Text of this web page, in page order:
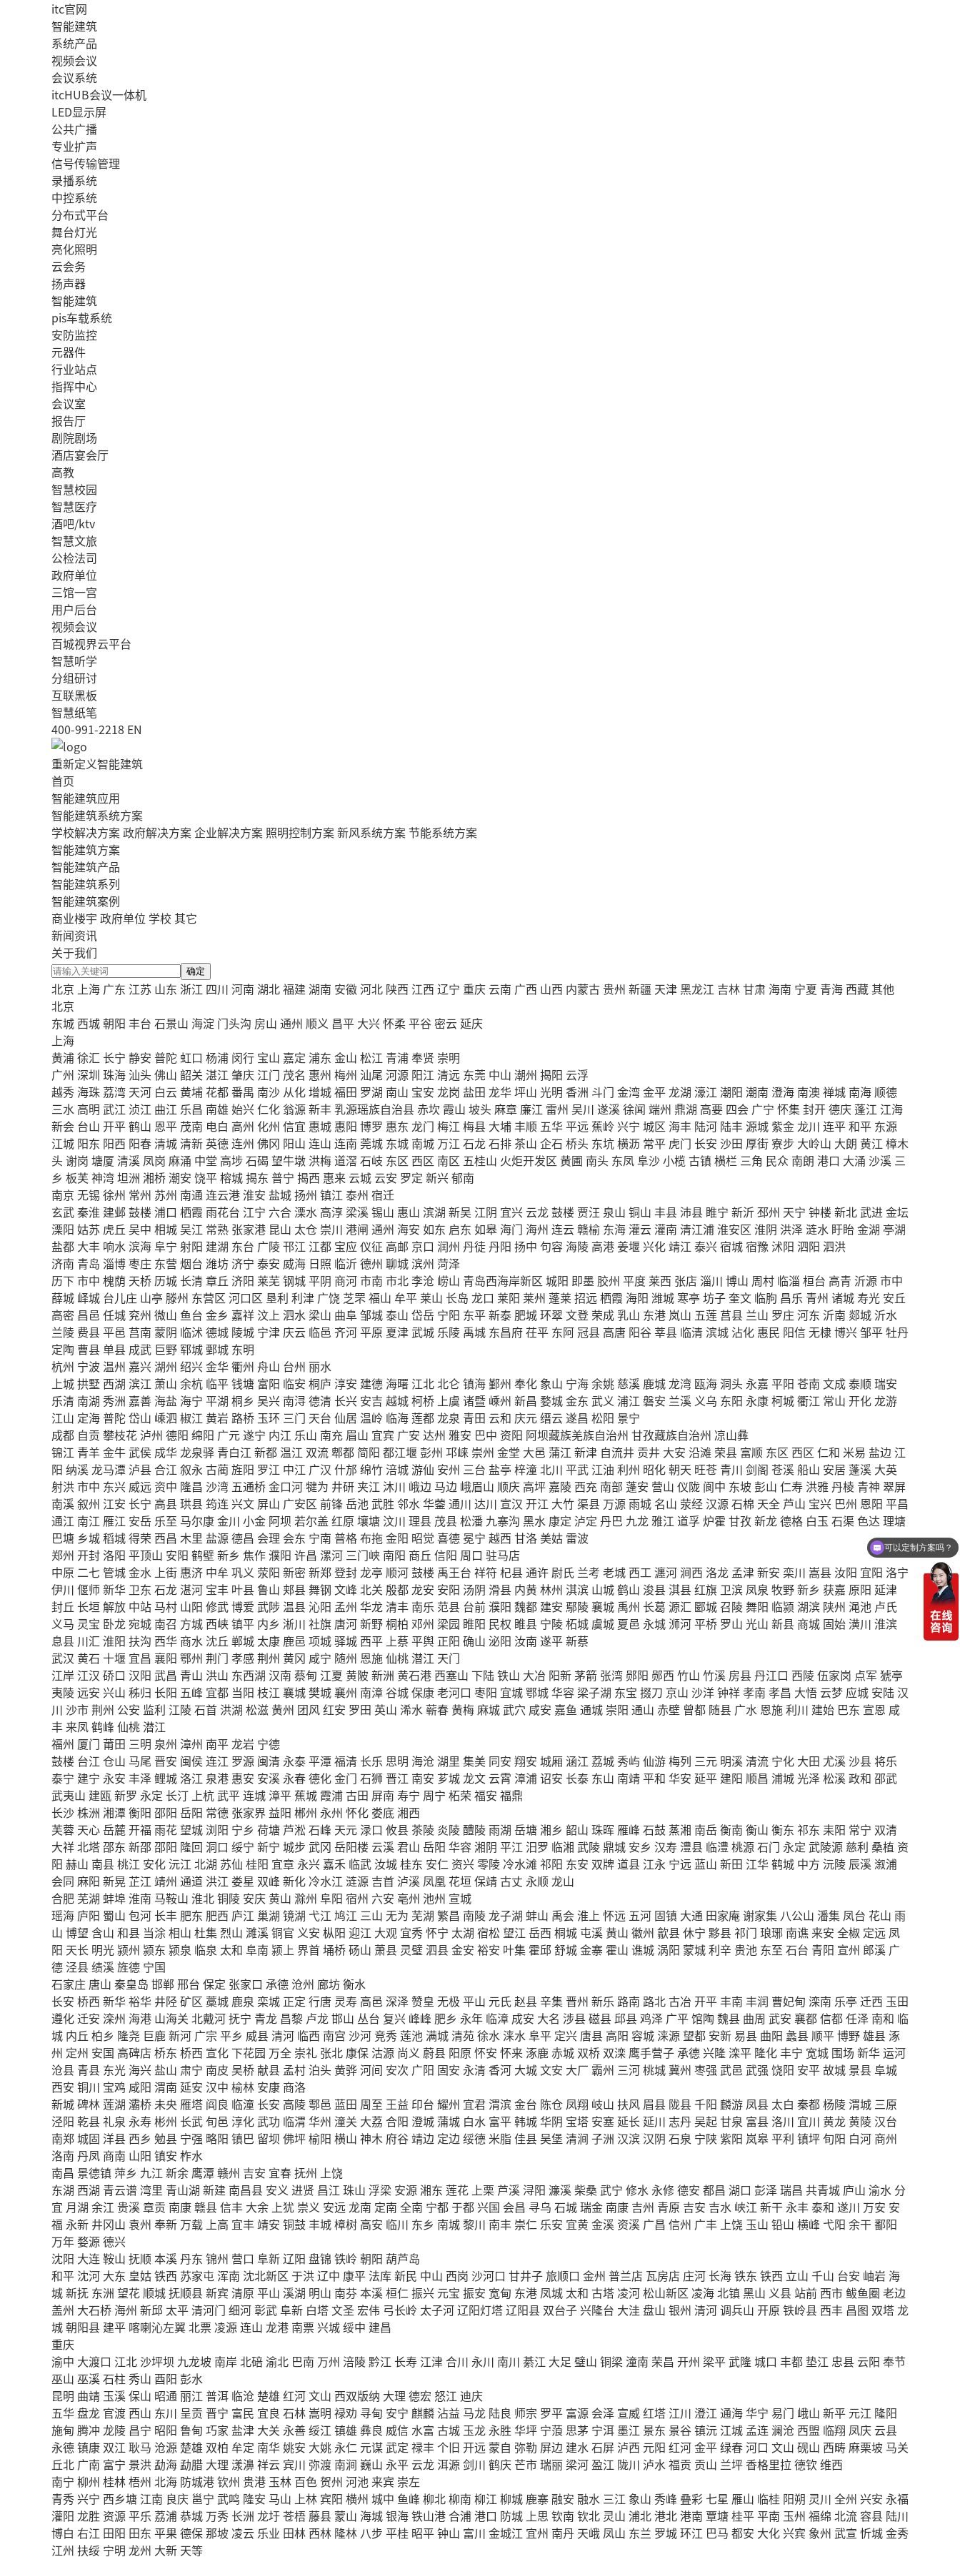
itc官网
智能建筑
系统产品
视频会议
会议系统
itcHUB会议一体机
LED显示屏
公共广播
专业扩声
信号传输管理
录播系统
中控系统
分布式平台
舞台灯光
亮化照明
云会务
扬声器
智能建筑
pis车载系统
安防监控
元器件
行业站点
指挥中心
会议室
报告厅
剧院剧场
酒店宴会厅
高教
智慧校园
智慧医疗
酒吧/ktv
智慧文旅
公检法司
政府单位
三馆一宫
用户后台
视频会议
百城视界云平台
智慧听学
分组研讨
互联黑板
智慧纸笔
400-991-2218 EN
重新定义智能建筑
首页
智能建筑应用
智能建筑系统方案
学校解决方案政府解决方案企业解决方案 照明控制方案新风系统方案节能系统方案
智能建筑方案
智能建筑产品
智能建筑系列
智能建筑案例
商业楼宇 政府单位 学校其它
新闻资讯
关于我们
确定
北京 上海 广东 江苏 山东 浙江 四川 河南 湖北福建湖南 安徽河北 陕西 江西 辽宁 重庆 云南 广西 山西 内蒙古 贵州 新疆 天津黑龙江 吉林甘肃 海南 宁夏 青海 西藏其他
北京
东城 西城朝阳 丰台 石景山 海淀 门头沟 房山 通州 顺义 昌平 大兴怀柔平谷 密云延庆
上海
黄浦徐汇 长宁 静安 普陀 虹口 杨浦 闵行 宝山 嘉定 浦东 金山 松江 青浦奉贤 崇明
广州 深圳 珠海 汕头佛山 韶关 湛江 肇庆 江门 茂名 惠州 梅州 汕尾 河源 阳江 清远 东莞 中山 潮州 揭阳 云浮
越秀 海珠 荔湾 天河 白云黄埔 花都番禺 南沙 从化增城福田 罗湖 南山 宝安 龙岗 盐田 龙华坪山 光明 香洲 斗门 金湾金平龙湖 濠江 潮阳 潮南 澄海 南澳禅城 南海 顺德
三水 高明 武江 浈江 曲江 乐昌 南雄 始兴仁化 翁源新丰乳源瑶族自治县赤坎 霞山 坡头麻章 廉江 雷州 吴川 遂溪徐闻 端州 鼎湖 高要 四会 广宁 怀集封开德庆 蓬江 江海
新会 台山 开平鹤山 恩平 茂南 电白 高州 化州 信宜 惠城 惠阳 博罗 惠东 龙门 梅江 梅县 大埔丰顺 五华平远 蕉岭 兴宁 城区 海丰 陆河 陆丰源城紫金龙川 连平和平 东源
江城 阳东 阳西 阳春清城清新 英德连州 佛冈 阳山 连山 连南 莞城 东城 南城 万江 石龙石排茶山 企石 桥头 东坑横沥 常平 虎门 长安 沙田 厚街寮步 大岭山 大朗 黄江 樟木
头谢岗 塘厦 清溪 凤岗 麻涌 中堂 高埗石碣 望牛墩 洪梅道滘 石岐 东区 西区 南区 五桂山 火炬开发区 黄圃 南头 东凤阜沙小榄 古镇横栏 三角 民众 南朗 港口 大涌 沙溪 三
乡 板芙 神湾坦洲 湘桥潮安 饶平榕城揭东 普宁 揭西 惠来 云城 云安 罗定 新兴郁南
南京 无锡 徐州 常州 苏州 南通连云港淮安 盐城扬州 镇江 泰州 宿迁
玄武秦淮 建邺鼓楼 浦口 栖霞 雨花台 江宁 六合 溧水 高淳 梁溪锡山 惠山 滨湖 新吴 江阴 宜兴 云龙鼓楼 贾汪 泉山 铜山 丰县 沛县 睢宁 新沂邳州 天宁 钟楼 新北武进金坛
溧阳 姑苏 虎丘 吴中 相城吴江 常熟 张家港 昆山 太仓 崇川 港闸 通州 海安 如东 启东 如皋 海门 海州 连云赣榆 东海灌云灌南 清江浦淮安区 淮阴 洪泽 涟水 盱眙金湖 亭湖
盐都 大丰 响水滨海阜宁 射阳 建湖 东台 广陵邗江 江都 宝应 仪征 高邮 京口 润州 丹徒丹阳 扬中 句容 海陵 高港姜堰兴化靖江 泰兴宿城宿豫 沭阳 泗阳 泗洪
济南 青岛 淄博枣庄 东营 烟台 潍坊济宁 泰安 威海 日照 临沂德州 聊城滨州 菏泽
历下市中 槐荫 天桥 历城 长清章丘 济阳 莱芜钢城平阴 商河市南 市北李沧 崂山 青岛西海岸新区 城阳 即墨 胶州 平度 莱西 张店 淄川 博山 周村 临淄 桓台 高青 沂源市中
薛城 峄城 台儿庄 山亭 滕州 东营区 河口区 垦利 利津 广饶 芝罘福山 牟平 莱山 长岛 龙口 莱阳 莱州 蓬莱招远 栖霞 海阳 潍城 寒亭 坊子奎文 临朐 昌乐 青州 诸城寿光 安丘
高密 昌邑 任城 兖州 微山 鱼台 金乡 嘉祥 汶上 泗水 梁山 曲阜邹城泰山 岱岳 宁阳 东平新泰 肥城环翠文登 荣成乳山 东港 岚山 五莲 莒县 兰山 罗庄河东 沂南 郯城 沂水
兰陵 费县平邑 莒南 蒙阴 临沭德城 陵城 宁津 庆云 临邑 齐河平原 夏津武城 乐陵 禹城 东昌府茌平 东阿冠县 高唐 阳谷莘县 临清滨城 沾化 惠民 阳信无棣博兴邹平牡丹
定陶 曹县单县 成武 巨野 郓城 鄄城 东明
杭州 宁波 温州 嘉兴湖州 绍兴金华衢州 舟山 台州 丽水
上城拱墅 西湖 滨江 萧山 余杭 临平钱塘 富阳 临安 桐庐 淳安 建德 海曙 江北北仑镇海鄞州 奉化 象山 宁海余姚 慈溪 鹿城龙湾 瓯海洞头 永嘉 平阳 苍南 文成泰顺瑞安
乐清 南湖 秀洲 嘉善 海盐 海宁 平湖 桐乡 吴兴 南浔德清 长兴 安吉 越城柯桥 上虞 诸暨 嵊州 新昌 婺城金东 武义 浦江 磐安 兰溪 义乌 东阳 永康柯城衢江 常山 开化龙游
江山 定海普陀 岱山 嵊泗 椒江 黄岩 路桥 玉环 三门 天台 仙居 温岭 临海莲都龙泉 青田 云和 庆元缙云遂昌 松阳 景宁
成都 自贡 攀枝花 泸州 德阳 绵阳 广元遂宁 内江 乐山 南充 眉山 宜宾 广安 达州 雅安 巴中 资阳 阿坝藏族羌族自治州 甘孜藏族自治州 凉山彝
锦江 青羊金牛武侯 成华龙泉驿 青白江 新都 温江 双流郫都 简阳 都江堰彭州 邛崃 崇州 金堂 大邑 蒲江 新津 自流井 贡井 大安 沿滩 荣县 富顺 东区 西区 仁和 米易 盐边 江
阳 纳溪龙马潭 泸县合江 叙永古蔺旌阳 罗江 中江 广汉 什邡 绵竹 涪城游仙 安州 三台 盐亭 梓潼北川 平武 江油 利州 昭化朝天 旺苍 青川 剑阁 苍溪船山 安居 蓬溪 大英
射洪市中 东兴 威远 资中 隆昌 沙湾 五通桥金口河犍为 井研 夹江 沐川 峨边 马边 峨眉山 顺庆 高坪 嘉陵 西充 南部 蓬安 营山 仪陇 阆中 东坡彭山 仁寿 洪雅丹棱 青神 翠屏
南溪叙州 江安 长宁 高县珙县筠连兴文 屏山 广安区 前锋岳池武胜 邻水华蓥 通川 达川 宣汉 开江 大竹 渠县 万源雨城 名山 荥经汉源石棉 天全 芦山 宝兴 巴州 恩阳 平昌
通江 南江 雁江 安岳 乐至 马尔康金川 小金 阿坝 若尔盖 红原 壤塘 汶川 理县 茂县松潘 九寨沟 黑水 康定 泸定 丹巴 九龙雅江 道孚炉霍 甘孜新龙德格 白玉 石渠色达 理塘
巴塘 乡城稻城得荣 西昌 木里 盐源德昌 会理 会东 宁南 普格布拖金阳 昭觉 喜德 冕宁 越西 甘洛 美姑 雷波
郑州 开封洛阳 平顶山 安阳 鹤壁新乡 焦作濮阳 许昌 漯河 三门峡 南阳 商丘 信阳 周口 驻马店
中原 二七 管城金水 上街 惠济 中牟巩义 荥阳 新密 新郑登封龙亭 顺河鼓楼 禹王台 祥符 杞县通许 尉氏 兰考 老城 西工瀍河涧西 洛龙 孟津新安 栾川 嵩县 汝阳 宜阳 洛宁
伊川 偃师新华 卫东 石龙湛河 宝丰 叶县鲁山 郏县舞钢 文峰 北关 殷都龙安 安阳 汤阴 滑县 内黄林州 淇滨 山城鹤山 浚县淇县红旗 卫滨 凤泉 牧野新乡 获嘉 原阳 延津
封丘 长垣解放 中站 马村 山阳 修武博爱 武陟 温县沁阳 孟州 华龙清丰 南乐 范县 台前濮阳 魏都 建安 鄢陵襄城 禹州 长葛 源汇 郾城召陵舞阳 临颍 湖滨 陕州 渑池 卢氏
义马 灵宝 卧龙宛城 南召 方城 西峡镇平 内乡 淅川 社旗 唐河新野桐柏 邓州 梁园 睢阳 民权 睢县 宁陵柘城 虞城 夏邑 永城浉河平桥 罗山 光山 新县 商城 固始潢川 淮滨
息县 川汇 淮阳 扶沟 西华 商水 沈丘 郸城 太康 鹿邑 项城驿城 西平 上蔡 平舆 正阳 确山 泌阳 汝南 遂平新蔡
武汉 黄石 十堰 宜昌 襄阳 鄂州 荆门 孝感荆州 黄冈 咸宁 随州 恩施仙桃潜江 天门
江岸 江汉 硚口 汉阳 武昌 青山 洪山 东西湖 汉南 蔡甸 江夏 黄陂 新洲 黄石港 西塞山 下陆铁山 大冶 阳新茅箭 张湾 郧阳 郧西 竹山 竹溪 房县丹江口 西陵伍家岗 点军 猇亭
夷陵远安 兴山 秭归 长阳 五峰 宜都 当阳 枝江 襄城樊城襄州 南漳谷城保康老河口 枣阳 宜城鄂城华容 梁子湖 东宝 掇刀 京山 沙洋钟祥孝南 孝昌 大悟 云梦 应城 安陆汉
川 沙市荆州 公安 监利 江陵石首 洪湖 松滋黄州 团风红安 罗田 英山 浠水蕲春黄梅麻城武穴 咸安 嘉鱼 通城 崇阳 通山 赤壁 曾都 随县 广水 恩施利川 建始 巴东 宣恩 咸
丰 来凤鹤峰 仙桃潜江
福州 厦门 莆田 三明 泉州 漳州 南平龙岩 宁德
鼓楼 台江 仓山 马尾 晋安 闽侯连江 罗源 闽清 永泰平潭福清 长乐 思明 海沧 湖里 集美 同安 翔安 城厢 涵江 荔城秀屿仙游梅列 三元 明溪清流 宁化 大田 尤溪沙县将乐
泰宁 建宁 永安 丰泽鲤城洛江 泉港 惠安 安溪 永春德化金门 石狮 晋江 南安 芗城龙文 云霄 漳浦诏安 长泰 东山 南靖平和 华安 延平 建阳 顺昌 浦城光泽松溪政和 邵武
武夷山 建瓯新罗 永定 长汀 上杭武平连城 漳平 蕉城 霞浦古田 屏南 寿宁 周宁 柘荣 福安 福鼎
长沙株洲 湘潭衡阳 邵阳 岳阳 常德 张家界 益阳 郴州 永州 怀化 娄底湘西
芙蓉 天心岳麓开福 雨花望城 浏阳 宁乡 荷塘 芦淞石峰 天元 渌口 攸县茶陵 炎陵醴陵雨湖 岳塘湘乡 韶山 珠晖 雁峰 石鼓 蒸湘 南岳衡南 衡山 衡东 祁东 耒阳 常宁 双清
大祥北塔邵东 新邵邵阳 隆回 洞口 绥宁 新宁 城步 武冈 岳阳楼 云溪君山 岳阳 华容湘阴 平江 汨罗 临湘 武陵鼎城 安乡 汉寿 澧县 临澧桃源石门 永定 武陵源 慈利 桑植 资
阳 赫山 南县桃江 安化沅江 北湖 苏仙 桂阳 宜章 永兴 嘉禾 临武 汝城桂东 安仁 资兴零陵 冷水滩 祁阳 东安 双牌道县 江永 宁远 蓝山 新田 江华鹤城 中方 沅陵 辰溪 溆浦
会同 麻阳 新晃 芷江 靖州 通道 洪江 娄星 双峰 新化 冷水江 涟源 吉首 泸溪 凤凰 花垣保靖古丈 永顺龙山
合肥 芜湖 蚌埠淮南 马鞍山 淮北铜陵 安庆黄山 滁州 阜阳 宿州 六安 亳州 池州 宣城
瑶海 庐阳 蜀山 包河 长丰 肥东 肥西 庐江 巢湖 镜湖 弋江 鸠江 三山 无为 芜湖 繁昌 南陵龙子湖 蚌山 禹会淮上 怀远 五河 固镇 大通 田家庵谢家集 八公山 潘集 凤台 花山 雨
山 博望 含山 和县 当涂相山 杜集 烈山 濉溪铜官 义安 枞阳 迎江 大观 宜秀怀宁 太湖 宿松 望江 岳西 桐城 屯溪黄山 徽州 歙县休宁 黟县祁门 琅琊 南谯 来安 全椒 定远 凤
阳 天长 明光颍州 颍东 颍泉 临泉 太和 阜南 颍上 界首埇桥砀山 萧县 灵璧泗县金安 裕安 叶集 霍邱舒城金寨 霍山 谯城 涡阳 蒙城利辛 贵池 东至 石台 青阳 宣州 郎溪 广
德 泾县绩溪旌德 宁国
石家庄 唐山 秦皇岛 邯郸 邢台 保定 张家口 承德 沧州 廊坊衡水
长安 桥西 新华裕华 井陉矿区 藁城 鹿泉 栾城 正定 行唐 灵寿 高邑 深泽 赞皇 无极 平山 元氏赵县辛集 晋州 新乐 路南 路北古冶 开平丰南 丰润 曹妃甸 滦南 乐亭 迁西 玉田
遵化迁安 滦州 海港 山海关 北戴河抚宁 青龙 昌黎 卢龙邯山 丛台 复兴 峰峰 肥乡 永年 临漳 成安 大名 涉县磁县邱县鸡泽 广平馆陶 魏县 曲周 武安 襄都信都任泽 南和 临
城 内丘 柏乡 隆尧 巨鹿新河 广宗 平乡 威县清河 临西 南宫 沙河竞秀莲池 满城清苑徐水 涞水阜平 定兴 唐县 高阳 容城 涞源望都 安新易县 曲阳 蠡县 顺平博野雄县涿
州 定州 安国 高碑店 桥东 桥西 宣化下花园 万全 崇礼 张北 康保 沽源 尚义 蔚县 阳原 怀安 怀来涿鹿赤城 双桥 双滦 鹰手营子承德兴隆 滦平 隆化丰宁 宽城 围场 新华运河
沧县 青县 东光 海兴 盐山 肃宁 南皮 吴桥献县 孟村 泊头黄骅河间 安次 广阳 固安 永清 香河 大城文安 大厂 霸州 三河桃城冀州 枣强 武邑 武强 饶阳 安平故城 景县阜城
西安 铜川 宝鸡 咸阳 渭南 延安 汉中 榆林 安康 商洛
新城碑林莲湖 灞桥未央 雁塔 阎良 临潼 长安 高陵鄠邑 蓝田 周至 王益 印台 耀州 宜君渭滨金台 陈仓 凤翔 岐山 扶风 眉县 陇县千阳 麟游 凤县 太白 秦都杨陵渭城 三原
泾阳 乾县礼泉 永寿彬州 长武旬邑 淳化武功 临渭 华州 潼关 大荔 合阳 澄城蒲城 白水 富平韩城华阴 宝塔 安塞延长 延川 志丹吴起甘泉 富县洛川 宜川 黄龙黄陵汉台
南郑城固 洋县 西乡 勉县 宁强 略阳 镇巴 留坝 佛坪榆阳 横山 神木 府谷靖边 定边绥德 米脂佳县吴堡 清涧 子洲 汉滨汉阴 石泉 宁陕紫阳 岚皋平利 镇坪旬阳 白河 商州
洛南 丹凤 商南 山阳 镇安 柞水
南昌 景德镇萍乡 九江 新余 鹰潭赣州 吉安 宜春抚州 上饶
东湖 西湖 青云谱湾里 青山湖 新建 南昌县 安义 进贤 昌江 珠山 浮梁 安源湘东 莲花 上栗 芦溪 浔阳 濂溪柴桑武宁 修水 永修德安 都昌 湖口 彭泽瑞昌 共青城 庐山 渝水 分
宜 月湖 余江 贵溪章贡 南康赣县信丰 大余 上犹 崇义 安远 龙南 定南 全南 宁都于都兴国 会昌 寻乌 石城瑞金 南康 吉州 青原 吉安 吉水 峡江 新干 永丰泰和 遂川 万安 安
福 永新 井冈山 袁州 奉新 万载 上高 宜丰靖安 铜鼓丰城樟树 高安 临川 东乡 南城黎川 南丰 崇仁 乐安 宜黄金溪 资溪 广昌 信州 广丰 上饶 玉山 铅山 横峰 弋阳 余干鄱阳
万年婺源德兴
沈阳 大连鞍山 抚顺本溪丹东 锦州 营口 阜新辽阳 盘锦 铁岭 朝阳 葫芦岛
和平 沈河 大东 皇姑铁西 苏家屯 浑南 沈北新区 于洪辽中 康平 法库新民 中山 西岗 沙河口 甘井子旅顺口 金州 普兰店 瓦房店 庄河 长海铁东 铁西 立山 千山 台安 岫岩 海
城新抚 东洲 望花 顺城抚顺县新宾 清原 平山 溪湖 明山 南芬 本溪桓仁振兴 元宝 振安 宽甸 东港 凤城 太和 古塔 凌河松山新区 凌海北镇黑山 义县 站前 西市 鲅鱼圈 老边
盖州 大石桥 海州 新邱 太平清河门 细河彰武阜新 白塔文圣宏伟 弓长岭 太子河辽阳灯塔辽阳县 双台子兴隆台 大洼 盘山 银州 清河调兵山 开原 铁岭县 西丰 昌图 双塔龙
城朝阳县 建平 喀喇沁左翼北票 凌源连山 龙港 南票兴城绥中 建昌
重庆
渝中 大渡口 江北沙坪坝 九龙坡 南岸北碚渝北 巴南 万州 涪陵黔江 长寿 江津合川 永川 南川 綦江 大足 璧山 铜梁潼南 荣昌 开州 梁平武隆城口 丰都 垫江 忠县 云阳 奉节
巫山 巫溪石柱 秀山 酉阳 彭水
昆明 曲靖 玉溪保山 昭通丽江 普洱 临沧 楚雄 红河文山 西双版纳 大理 德宏 怒江 迪庆
五华盘龙 官渡 西山 东川 呈贡 晋宁 富民 宜良 石林嵩明 禄劝 寻甸 安宁 麒麟 沾益 马龙 陆良 师宗 罗平 富源 会泽 宣威红塔 江川 澄江 通海华宁 易门 峨山 新平 元江 隆阳
施甸 腾冲 龙陵 昌宁 昭阳 鲁甸 巧家 盐津 大关 永善绥江 镇雄 彝良 威信水富 古城 玉龙 永胜 华坪 宁蒗 思茅 宁洱 墨江 景东 景谷镇沅 江城 孟连 澜沧 西盟 临翔 凤庆 云县
永德镇康 双江 耿马 沧源 楚雄 双柏 牟定 南华姚安 大姚 永仁 元谋武定 禄丰个旧 开远 蒙自 弥勒 屏边 建水石屏 泸西 元阳 红河金平绿春河口 文山 砚山 西畴麻栗坡 马关
丘北 广南 富宁 景洪 勐海 勐腊 大理 漾濞祥云 宾川 弥渡 南涧 巍山 永平 云龙 洱源剑川 鹤庆 芒市瑞丽 梁河盈江 陇川 泸水福贡 贡山 兰坪 香格里拉 德钦维西
南宁 柳州 桂林梧州 北海 防城港钦州 贵港 玉林 百色贺州 河池 来宾 崇左
青秀兴宁 西乡塘 江南 良庆 邕宁 武鸣 隆安 马山 上林 宾阳 横州 城中 鱼峰 柳北柳南 柳江 柳城 鹿寨融安 融水 三江 象山 秀峰 叠彩七星 雁山 临桂 阳朔 灵川 全州 兴安 永福
灌阳 龙胜 资源平乐 荔浦恭城 万秀 长洲 龙圩苍梧 藤县蒙山 海城银海铁山港合浦港口 防城 上思 钦南 钦北 灵山 浦北港北港南 覃塘桂平平南 玉州 福绵 北流 容县 陆川
博白 右江 田阳 田东 平果 德保那坡 凌云 乐业 田林 西林 隆林 八步 平桂 昭平钟山 富川 金城江 宜州 南丹 天峨 凤山 东兰 罗城环江 巴马 都安 大化兴宾 象州 武宣 忻城金秀
江州 扶绥 宁明 龙州 大新 天等
你们电话多少
可以定制方案吗？